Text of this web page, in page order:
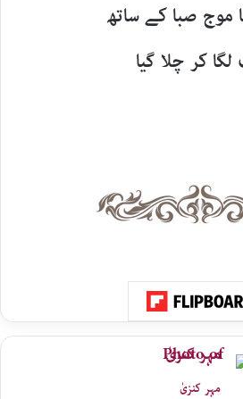
موج صبا کے ساتھ
کر چلا گیا
مہر کنزیٰ